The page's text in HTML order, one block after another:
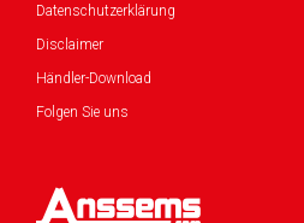
Datenschutzerklärung
Disclaimer
Händler-Download
Folgen Sie uns